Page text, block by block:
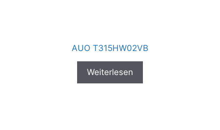
AUO T315HW02VB
Weiterlesen